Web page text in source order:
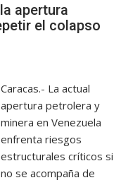
apertura
el colapso
Caracas.- La actual
apertura petrolera y
minera en Venezuela
enfrenta riesgos
estructurales críticos si
no se acompaña de